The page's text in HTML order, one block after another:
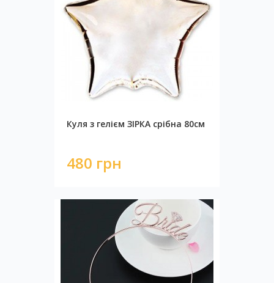
Куля з гелієм ЗІРКА срібна 80см
480 грн